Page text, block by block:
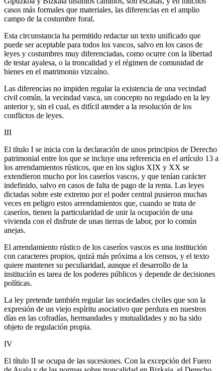
casos más formales que materiales, las diferencias en el amplio
campo de la costumbre foral.
Esta circunstancia ha permitido redactar un texto unificado que
puede ser aceptable para todos los vascos, salvo en los casos de
leyes y costumbres muy diferenciadas, como ocurre con la libertad
de testar ayalesa, o la troncalidad y el régimen de comunidad de
bienes en el matrimonio vizcaíno.
Las diferencias no impiden regular la existencia de una vecindad
civil común, la vecindad vasca, un concepto no regulado en la ley
anterior y, sin el cual, es difícil atender a la resolución de los
conflictos de leyes.
III
El título I se inicia con la declaración de unos principios de Derecho
patrimonial entre los que se incluye una referencia en el artículo 13 a
los arrendamientos rústicos, que en los siglos XIX y XX se
extendieron mucho por los caseríos vascos, y que tenían carácter
indefinido, salvo en casos de falta de pago de la renta. Las leyes
dictadas sobre este extremo por el poder central pusieron muchas
veces en peligro estos arrendamientos que, cuando se trata de
caseríos, tienen la particularidad de unir la ocupación de una
vivienda con el disfrute de unas tierras de labor, por lo común
anejas.
El arrendamiento rústico de los caseríos vascos es una institución
con caracteres propios, quizá más próxima a los censos, y el texto
quiere mantener su peculiaridad, aunque el desarrollo de la
institución es tarea de los poderes públicos y depende de decisiones
políticas.
La ley pretende también regular las sociedades civiles que son la
expresión de un viejo espíritu asociativo que perdura en nuestros
días en las cofradías, hermandades y mutualidades y no ha sido
objeto de regulación propia.
IV
El título II se ocupa de las sucesiones. Con la excepción del Fuero